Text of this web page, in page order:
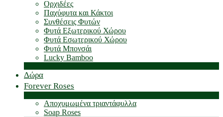
Ορχιδέες
Παχύφυτα και Κάκτοι
Συνθέσεις Φυτών
Φυτά Εξωτερικού Χώρου
Φυτά Εσωτερικού Χώρου
Φυτά Μπονσάι
Lucky Bamboo
Δώρα
Forever Roses
Αποχυμωμένα τριαντάφυλλα
Soap Roses